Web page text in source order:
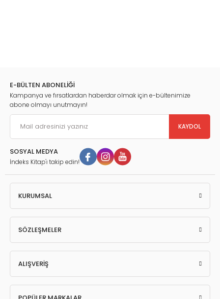
E-BÜLTEN ABONELİĞİ
Kampanya ve fırsatlardan haberdar olmak için e-bültenimize
abone olmayı unutmayın!
KAYDOL
SOSYAL MEDYA
İndeks Kitap'ı takip edin!
KURUMSAL
SÖZLEŞMELER
ALIŞVERİŞ